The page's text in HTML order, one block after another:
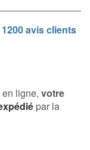
avis clients
ligne, votre
par la